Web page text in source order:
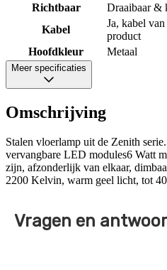
Richtbaar
Draaibaar &
Kabel
Ja, kabel
product
Hoofdkleur
Metaal
Meer specificaties
Omschrijving
Stalen vloerlamp uit de Zenith
vervangbare LED modules6 Watt
zijn, afzonderlijk van elkaar,
2200 Kelvin, warm geel licht, tot
Vragen en